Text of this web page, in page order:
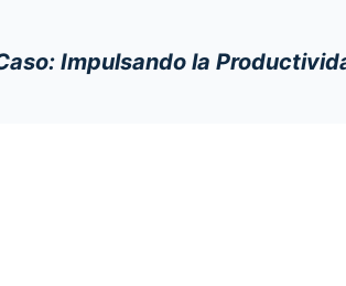
Impulsando la